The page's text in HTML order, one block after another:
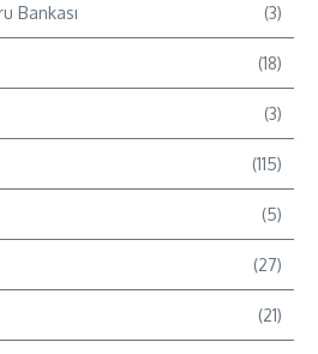
Bankası (3)
(18)
(3)
(115)
(5)
(27)
(21)